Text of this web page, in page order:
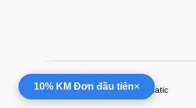
Copyright © 2025 Homematic
10% KM Đơn đầu tiên×